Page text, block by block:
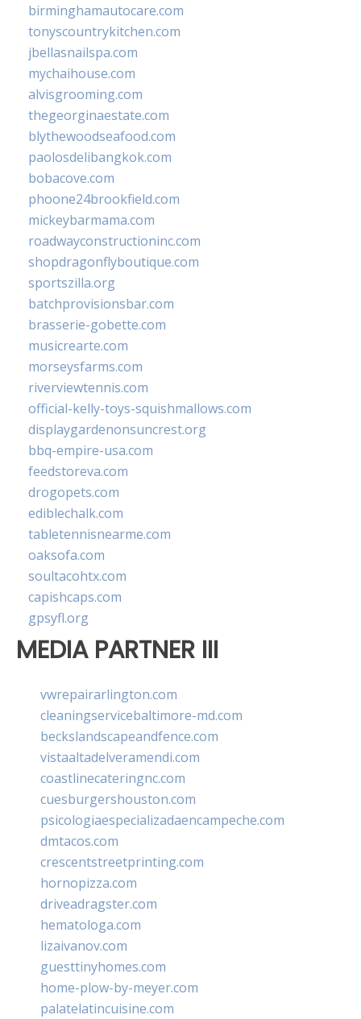
birminghamautocare.com
tonyscountrykitchen.com
jbellasnailspa.com
mychaihouse.com
alvisgrooming.com
thegeorginaestate.com
blythewoodseafood.com
paolosdelibangkok.com
bobacove.com
phoone24brookfield.com
mickeybarmama.com
roadwayconstructioninc.com
shopdragonflyboutique.com
sportszilla.org
batchprovisionsbar.com
brasserie-gobette.com
musicrearte.com
morseysfarms.com
riverviewtennis.com
official-kelly-toys-squishmallows.com
displaygardenonsuncrest.org
bbq-empire-usa.com
feedstoreva.com
drogopets.com
ediblechalk.com
tabletennisnearme.com
oaksofa.com
soultacohtx.com
capishcaps.com
gpsyfl.org
MEDIA PARTNER III
vwrepairarlington.com
cleaningservicebaltimore-md.com
beckslandscapeandfence.com
vistaaltadelveramendi.com
coastlinecateringnc.com
cuesburgershouston.com
psicologiaespecializadaencampeche.com
dmtacos.com
crescentstreetprinting.com
hornopizza.com
driveadragster.com
hematologa.com
lizaivanov.com
guesttinyhomes.com
home-plow-by-meyer.com
palatelatincuisine.com